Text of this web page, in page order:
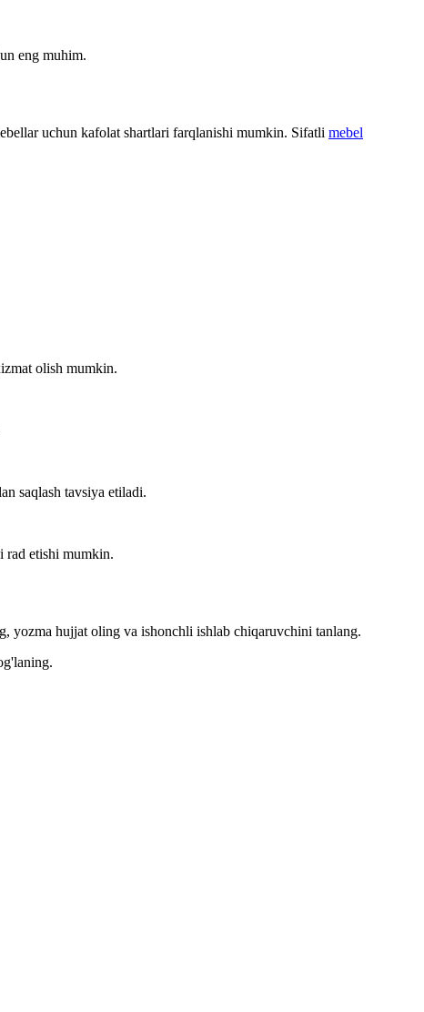
eng muhim.
uchun kafolat shartlari farqlanishi mumkin. Sifatli mebel
olish mumkin.
saqlash tavsiya etiladi.
rad etishi mumkin.
hujjat oling va ishonchli ishlab chiqaruvchini tanlang.